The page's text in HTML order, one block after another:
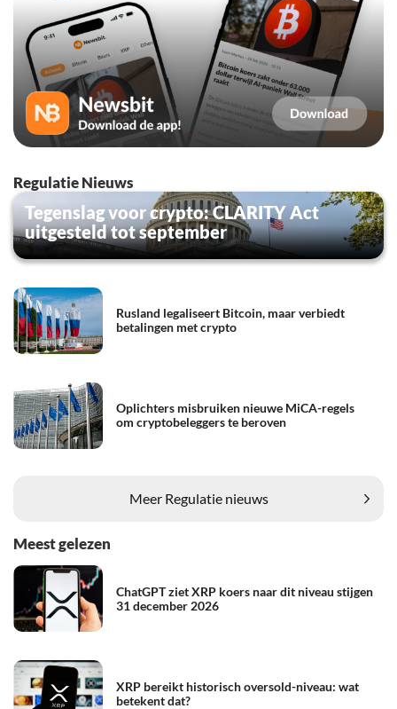
Regulatie Nieuws
Tegenslag voor crypto: CLARITY Act
uitgesteld tot september
Rusland legaliseert Bitcoin, maar verbiedt
betalingen met crypto
Oplichters misbruiken nieuwe MiCA-regels
om cryptobeleggers te beroven
Meer Regulatie nieuws
Meest gelezen
ChatGPT ziet XRP koers naar dit niveau stijgen
31 december 2026
XRP bereikt historisch oversold-niveau: wat
betekent dat?